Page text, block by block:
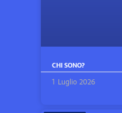
CHI SONO?
1 Luglio 2026